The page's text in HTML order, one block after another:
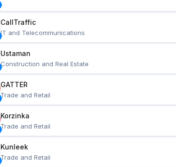
CallTraffic
IT and Telecommunications
Ustaman
Construction and Real Estate
GATTER
Trade and Retail
Korzinka
Trade and Retail
Kunleek
Trade and Retail